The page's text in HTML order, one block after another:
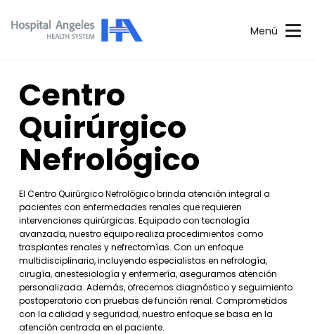
Menú
Centro
Quirúrgico
Nefrológico
El Centro Quirúrgico Nefrológico brinda atención integral a
pacientes con enfermedades renales que requieren
intervenciones quirúrgicas. Equipado con tecnología
avanzada, nuestro equipo realiza procedimientos como
trasplantes renales y nefrectomías. Con un enfoque
multidisciplinario, incluyendo especialistas en nefrología,
cirugía, anestesiología y enfermería, aseguramos atención
personalizada. Además, ofrecemos diagnóstico y seguimiento
postoperatorio con pruebas de función renal. Comprometidos
con la calidad y seguridad, nuestro enfoque se basa en la
atención centrada en el paciente.